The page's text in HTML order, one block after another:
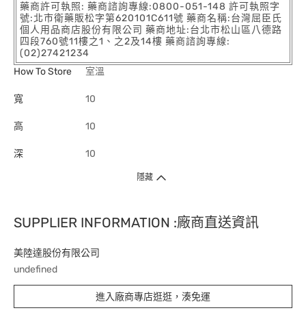
藥商許可執照: 藥商諮詢專線:0800-051-148 許可執照字
號:北市衛藥販松字第620101C611號 藥商名稱:台灣屈臣氏
個人用品商店股份有限公司 藥商地址:台北市松山區八德路
四段760號11樓之1、之2及14樓 藥商諮詢專線:
(02)27421234
How To Store
室溫
寬 10
高 10
深 10
隱藏
SUPPLIER INFORMATION :廠商直送資訊
美陸達股份有限公司
undefined
進入廠商專店逛逛，湊免運